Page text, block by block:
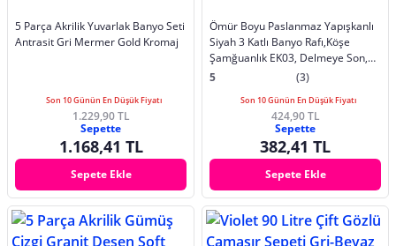
5 Parça Akrilik Yuvarlak Banyo Seti
Antrasit Gri Mermer Gold Kromaj
Son 10 Günün En Düşük Fiyatı
1.229,90 TL
Sepette
1.168,41 TL
Sepete Ekle
Ömür Boyu Paslanmaz Yapışkanlı
Siyah 3 Katlı Banyo Rafı,Köşe
Şamğuanlık EK03, Delmeye Son,
Matkap Vida Yok
5 (3)
Son 10 Günün En Düşük Fiyatı
424,90 TL
Sepette
382,41 TL
Sepete Ekle